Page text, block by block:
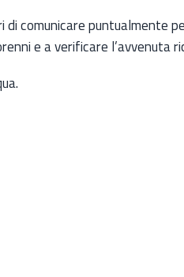
comunicare puntualmente
e a verificare l’avvenuta